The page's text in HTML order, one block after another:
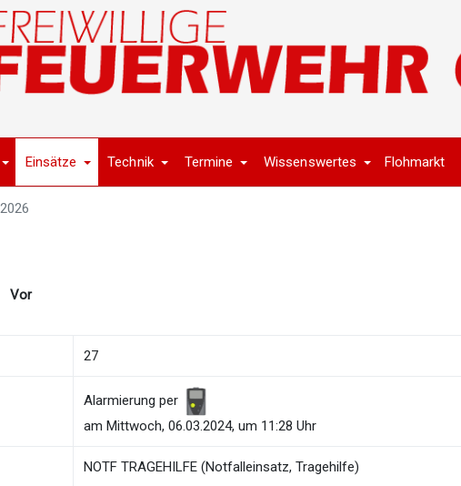
Einsätze Technik Termine Wissenswertes Flohmarkt
2026
Vor
27
Alarmierung per
am Mittwoch, 06.03.2024, um 11:28 Uhr
NOTF TRAGEHILFE (Notfalleinsatz, Tragehilfe)